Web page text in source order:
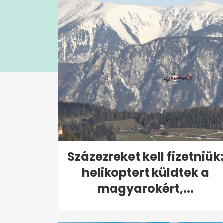
Százezreket kell fizetniük:
helikoptert küldtek a
magyarokért,...